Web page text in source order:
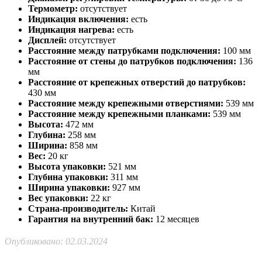
Термометр: отсутствует
Индикация включения: есть
Индикация нагрева: есть
Дисплей: отсутствует
Расстояние между патрубками подключения: 100 мм
Расстояние от стены до патрубков подключения: 136
мм
Расстояние от крепежных отверстий до патрубков:
430 мм
Расстояние между крепежными отверстиями: 539 мм
Расстояние между крепежными планками: 539 мм
Высота: 472 мм
Глубина: 258 мм
Ширина: 858 мм
Вес: 20 кг
Высота упаковки: 521 мм
Глубина упаковки: 311 мм
Ширина упаковки: 927 мм
Вес упаковки: 22 кг
Страна-производитель: Китай
Гарантия на внутренний бак: 12 месяцев
Опубликовано: 02.03.2024